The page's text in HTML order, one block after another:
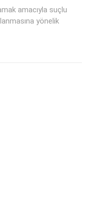
amacıyla suçlu
yönelik